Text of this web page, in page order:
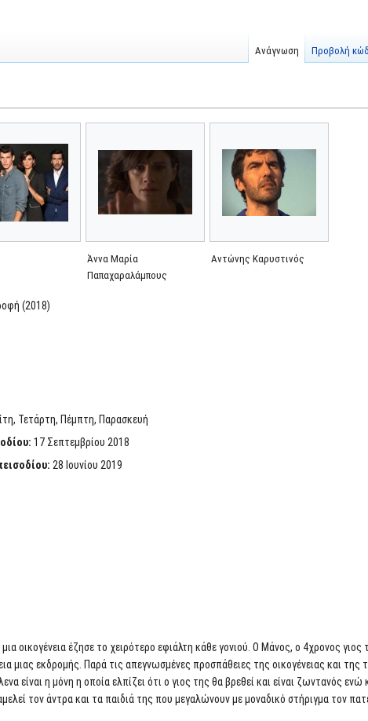
Άννα Μαρία
Παπαχαραλάμπους
Αντώνης Καρυστινός
(2018)
Τετάρτη, Πέμπτη, Παρασκευή
17 Σεπτεμβρίου 2018
28 Ιουνίου 2019
μια οικογένεια έζησε το χειρότερο εφιάλτη κάθε γονιού. Ο Μάνος, ο 4χρονος
μιας εκδρομής. Παρά τις απεγνωσμένες προσπάθειες της οικογένειας και της
είναι η μόνη η οποία ελπίζει ότι ο γιος της θα βρεθεί και είναι ζωντανός ενώ
τον άντρα και τα παιδιά της που μεγαλώνουν με μοναδικό στήριγμα τον
Ανάγνωση Προβολή